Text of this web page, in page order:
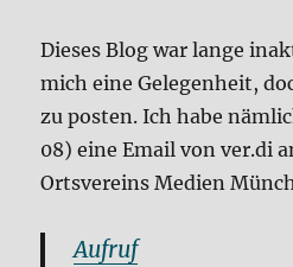
Dieses Blog war lange
mich eine Gelegenheit,
zu posten. Ich habe
08) eine Email von ver.di
Ortsvereins Medien
Aufruf